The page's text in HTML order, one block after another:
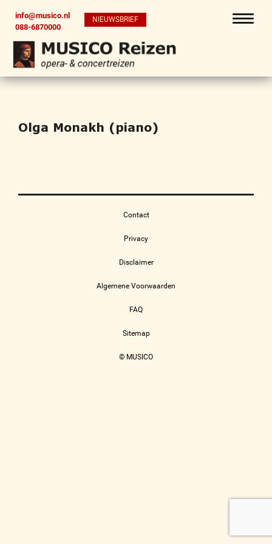
info@musico.nl
088-6870000
NIEUWSBRIEF
Olga Monakh (piano)
Contact
Privacy
Disclaimer
Algemene Voorwaarden
FAQ
Sitemap
© MUSICO